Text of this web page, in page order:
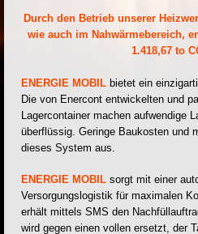
Durch den Betrieb unserer
wie auch im Nahwärmebereich,
1.418,67 to
ENERGIE MOBIL bietet ein
Die von Enercont entwickelten und
Lagercontainer machen aufwendige
überflüssig. Geringe Baukosten und
dieses System aus.
ENERGIE MOBIL sorgt mit einer
Versorgungslogistik für maximalen
erhält mittels SMS den
wird gegen einen vollen ersetzt, der